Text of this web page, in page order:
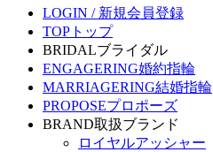
LOGIN / 新規会員登録
TOP トップ
BRIDALブライダル
ENGAGERING婚約指輪
MARRIAGERING結婚指輪
PROPOSEプロポーズ
BRAND取扱ブランド
ロイヤルアッシャー